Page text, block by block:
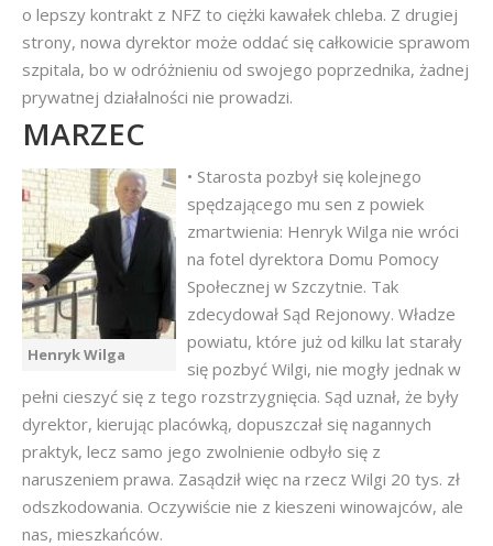
o lepszy kontrakt z NFZ to ciężki kawałek chleba. Z drugiej
strony, nowa dyrektor może oddać się całkowicie sprawom
szpitala, bo w odróżnieniu od swojego poprzednika, żadnej
prywatnej działalności nie prowadzi.
MARZEC
Henryk Wilga
• Starosta pozbył się kolejnego
spędzającego mu sen z powiek
zmartwienia: Henryk Wilga nie wróci
na fotel dyrektora Domu Pomocy
Społecznej w Szczytnie. Tak
zdecydował Sąd Rejonowy. Władze
powiatu, które już od kilku lat starały
się pozbyć Wilgi, nie mogły jednak w
pełni cieszyć się z tego rozstrzygnięcia. Sąd uznał, że były
dyrektor, kierując placówką, dopuszczał się nagannych
praktyk, lecz samo jego zwolnienie odbyło się z
naruszeniem prawa. Zasądził więc na rzecz Wilgi 20 tys. zł
odszkodowania. Oczywiście nie z kieszeni winowajców, ale
nas, mieszkańców.